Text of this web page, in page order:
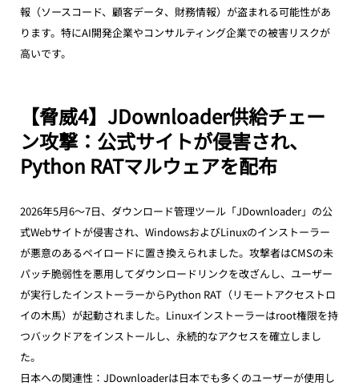
報（ソースコード、顧客データ、財務情報）が盗まれる可能性があ
ります。特にAI開発企業やコンサルティング企業での被害リスクが
高いです。
【脅威4】JDownloader供給チェー
ン攻撃：公式サイトが侵害され、
Python RATマルウェアを配布
2026年5月6～7日、ダウンロード管理ツール「JDownloader」の公
式Webサイトが侵害され、WindowsおよびLinuxのインストーラー
が悪意のあるペイロードに置き換えられました。攻撃者はCMSの未
パッチ脆弱性を悪用してダウンロードリンクを改ざんし、ユーザー
が実行したインストーラーからPython RAT（リモートアクセストロ
イの木馬）が起動されました。Linuxインストーラーはroot権限を持
つバックドアをインストールし、永続的なアクセスを確立しまし
た。
日本への関連性：JDownloaderは日本でも多くのユーザーが使用し